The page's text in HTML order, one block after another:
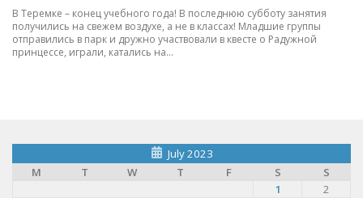
В Теремке – конец учебного года! В последнюю субботу занятия
получились на свежем воздухе, а не в классах! Младшие группы
отправились в парк и дружно участвовали в квесте о Радужной
принцессе, играли, катались на...
July 2023
M
T W T F S
S
1
2